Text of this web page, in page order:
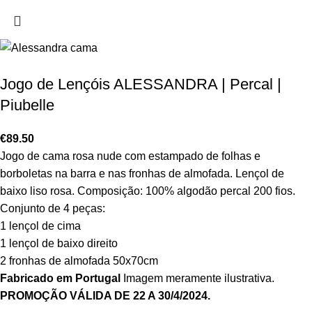
Jogo de Lençóis ALESSANDRA | Percal |
Piubelle
€89.50
Jogo de cama rosa nude com estampado de folhas e
borboletas na barra e nas fronhas de almofada. Lençol de
baixo liso rosa. Composição: 100% algodão percal 200 fios.
Conjunto de 4 peças:
1 lençol de cima
1 lençol de baixo direito
2 fronhas de almofada 50x70cm
Fabricado em Portugal
Imagem meramente ilustrativa.
PROMOÇÃO VÁLIDA DE 22 A 30/4/2024.